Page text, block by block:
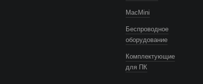
MacMini
Беспроводное
оборудование
Комплектующие
для ПК